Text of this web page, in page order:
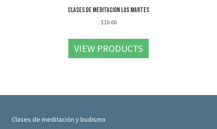
Clases de meditación los martes
$10.00
VIEW PRODUCTS
Clases de meditación y budismo